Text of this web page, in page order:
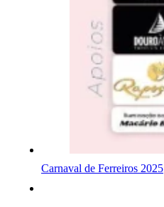
Carnaval de Ferreiros 2025